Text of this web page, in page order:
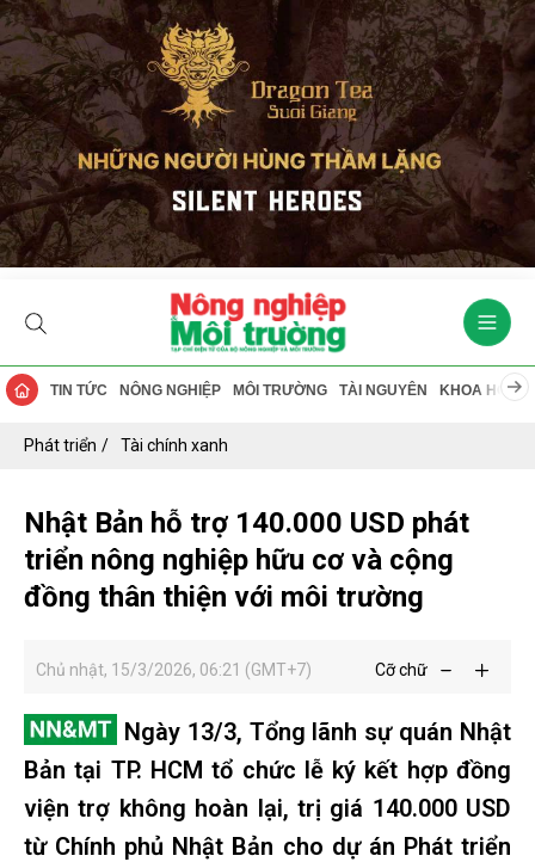
TIN TỨC NÔNG NGHIỆP MÔI TRƯỜNG TÀI NGUYÊN KHOA HỌC
Phát triển Tài chính xanh
Nhật Bản hỗ trợ 140.000 USD phát
triển nông nghiệp hữu cơ và cộng
đồng thân thiện với môi trường
Chủ nhật, 15/3/2026, 06:21 (GMT+7) Cỡ chữ
Ngày 13/3, Tổng lãnh sự quán Nhật
Bản tại TP. HCM tổ chức lễ ký kết hợp đồng
viện trợ không hoàn lại, trị giá 140.000 USD
từ Chính phủ Nhật Bản cho dự án Phát triển